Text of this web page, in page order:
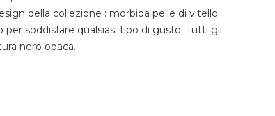
della collezione : morbida pelle di vitello
per soddisfare qualsiasi tipo di gusto. Tutti gli
nero opaca.